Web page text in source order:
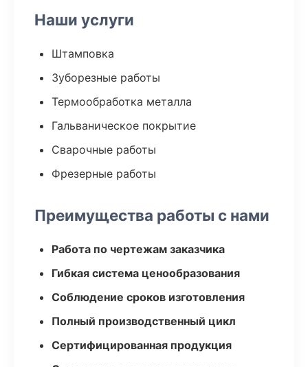
Наши услуги
Штамповка
Зуборезные работы
Термообработка металла
Гальваническое покрытие
Сварочные работы
Фрезерные работы
Преимущества работы с нами
Работа по чертежам заказчика
Гибкая система ценообразования
Соблюдение сроков изготовления
Полный производственный цикл
Сертифицированная продукция